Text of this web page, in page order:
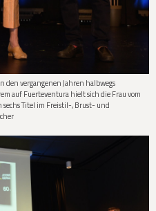
den vergangenen Jahren halbwegs
auf Fuerteventura hielt sich die Frau vom
sechs Titel im Freistil-, Brust- und